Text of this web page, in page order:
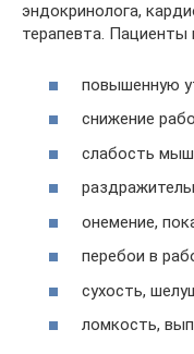
эндокринолога,
терапевта.
повышенную
снижение
слабость
онемение,
перебои в
сухость,
ломкость,